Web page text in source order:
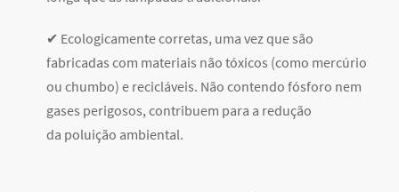
✔ Ecologicamente corretas, uma vez que são
fabricadas com materiais não tóxicos (como mercúrio
ou chumbo) e recicláveis. Não contendo fósforo nem
gases perigosos, contribuem para a redução
da poluição ambiental.